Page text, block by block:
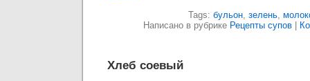
Tags: бульон, зелень,
Написано в рубрике Рецепты супов|
Хлеб соевый